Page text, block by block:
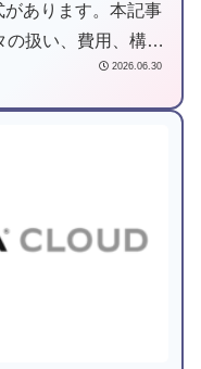
あります。本記事
の扱い、費用、構
底解説します。2026.06.30